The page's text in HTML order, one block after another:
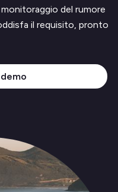
del rumore
il requisito, pronto